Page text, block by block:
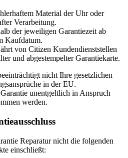
Material der Uhr oder
Verarbeitung.
der jeweiligen Garantiezeit ab
Kaufdatum.
von Citizen Kundendienststellen
und abgestempelter Garantiekarte.
nicht Ihre gesetzlichen
in der EU.
unentgeltlich in Anspruch
werden.
Reparatur nicht die folgenden
einschließt: